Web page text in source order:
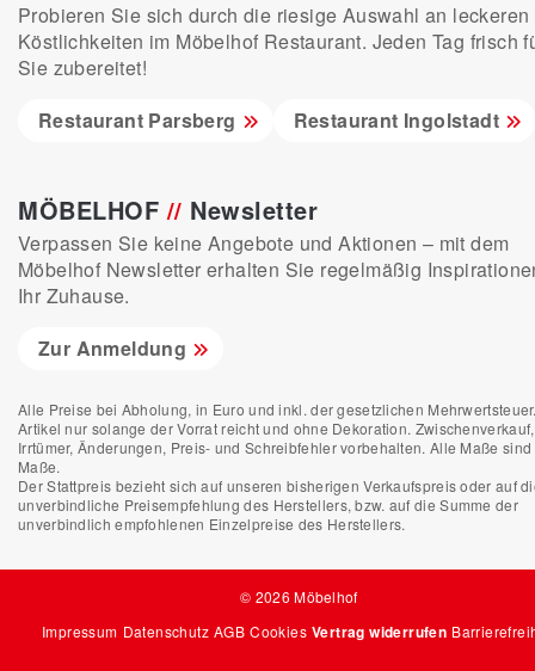
Probieren Sie sich durch die riesige Auswahl an leckeren
Köstlichkeiten im Möbelhof Restaurant. Jeden Tag frisch
Sie zubereitet!
Restaurant Parsberg
Restaurant Ingolstadt
MÖBELHOF// Newsletter
Verpassen Sie keine Angebote und Aktionen – mit dem
Möbelhof Newsletter erhalten Sie regelmäßig
Ihr Zuhause.
Zur Anmeldung
Alle Preise bei Abholung, in Euro und inkl. der gesetzlichen
Artikel nur solange der Vorrat reicht und ohne Dekoration. Zwischenverkauf,
Irrtümer, Änderungen, Preis- und Schreibfehler vorbehalten. Alle Maße sind
Maße.
Der Stattpreis bezieht sich auf unseren bisherigen Verkaufspreis oder auf
unverbindliche Preisempfehlung des Herstellers, bzw. auf die Summe der
unverbindlich empfohlenen Einzelpreise des Herstellers.
© 2026 Möbelhof
Impressum Datenschutz AGB Cookies Vertrag widerrufen